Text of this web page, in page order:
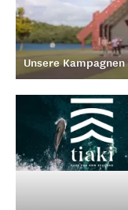
Unsere Kampagnen
Wirf einen Blick
Neuseelands